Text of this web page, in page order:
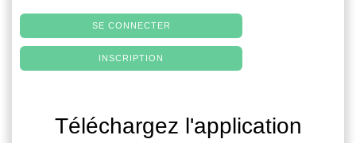
SE CONNECTER
INSCRIPTION
Téléchargez l'application